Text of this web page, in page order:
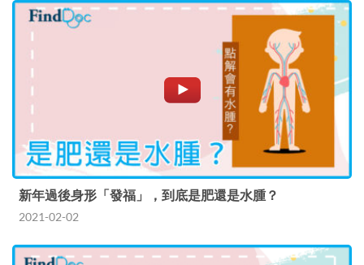
新年過後身形「發福」，到底是肥還是水腫？
2021-02-02